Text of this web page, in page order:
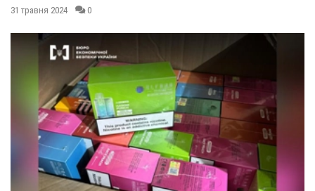
31 травня 2024 0